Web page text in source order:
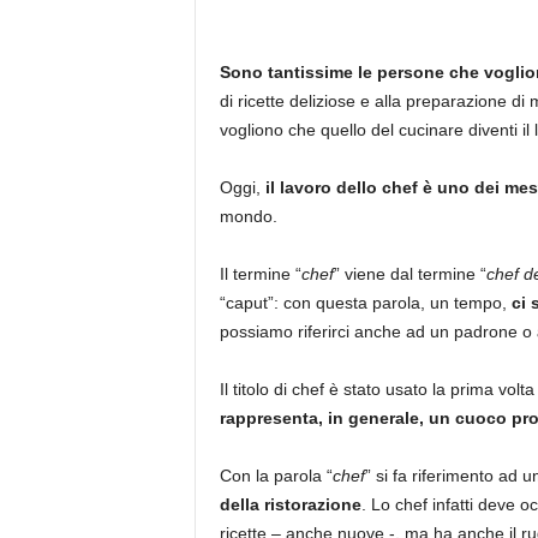
Sono tantissime le persone che
di ricette deliziose e alla preparazione di
vogliono che quello del cucinare diventi il
Oggi, il lavoro dello chef è uno dei
mondo.
Il termine “chef” viene dal termine “chef
“caput”: con questa parola, un tempo, ci
possiamo riferirci anche ad un padrone o
Il titolo di chef è stato usato la prima
rappresenta, in generale, un cuoco
Con la parola “chef” si fa riferimento ad
della ristorazione. Lo chef infatti deve
ricette – anche nuove -, ma ha anche il